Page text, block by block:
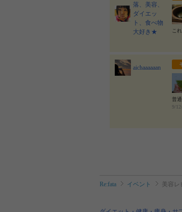
落、美容、
ダイエッ
ト、食べ物
大好き★
こ
aichaaaaaan
普
9/
Re:fata イベント 美容レ